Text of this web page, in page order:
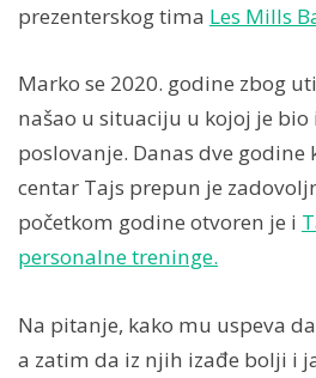
prezenterskog tima Les Mills
Marko se 2020. godine zbog
našao u situaciju u kojoj je bio
poslovanje. Danas dve godine
centar Tajs prepun je
početkom godine otvoren je i
personalne treninge.
Na pitanje, kako mu uspeva
a zatim da iz njih izađe bolji i